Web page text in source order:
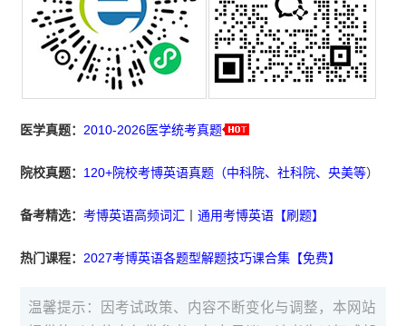
医学真题： 2010-2026医学统考真题
院校真题： 120+院校考博英语真题（中科院、社科院、央美等）
备考精选：考博英语高频词汇 丨通用考博英语【刷题】
热门课程： 2027考博英语各题型解题技巧课合集【免费】
温馨提示：因考试政策、内容不断变化与调整，本网站